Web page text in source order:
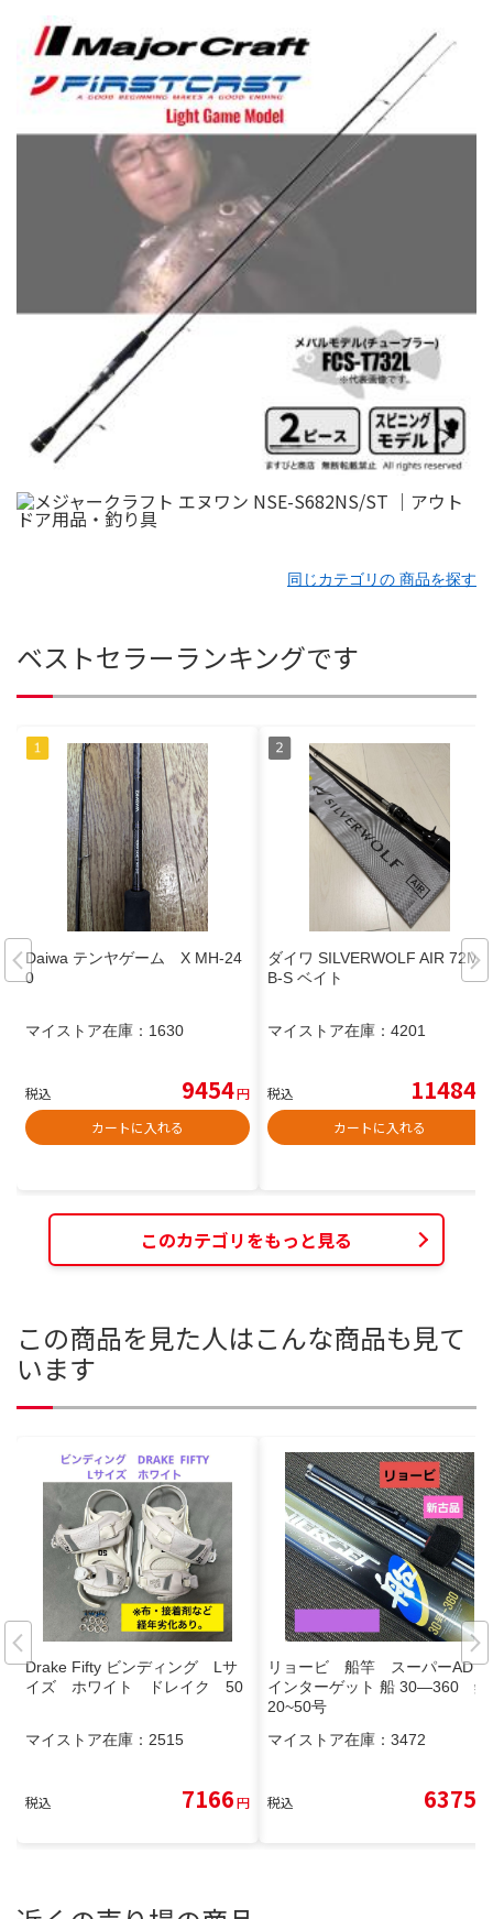
同じカテゴリの 商品を探す
ベストセラーランキングです
Daiwa テンヤゲーム X MH-24
0
マイストア在庫： 1630
税込 9454円
カートに入れる
ダイワ SILVERWOLF AIR 72ML
B-S ベイト
マイストア在庫： 4201
税込 11484
カートに入れる
このカテゴリをもっと見る
この商品を見た人はこんな商品も見て
います
Drake Fifty ビンディング Lサ
イズ ホワイト ドレイク 50
マイストア在庫： 2515
税込 7166円
リョービ 船竿 スーパーAD
インターゲット 船 30―360 錘
20~50号
マイストア在庫： 3472
税込 6375